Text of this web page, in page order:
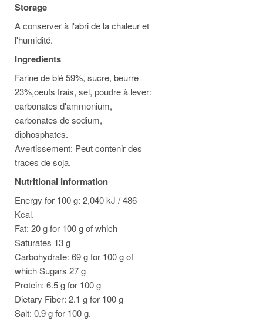
Storage
A conserver à l'abri de la chaleur et
l'humidité.
Ingredients
Farine de blé 59%, sucre, beurre
23%,oeufs frais, sel, poudre à lever:
carbonates d'ammonium,
carbonates de sodium,
diphosphates.
Avertissement: Peut contenir des
traces de soja.
Nutritional Information
Energy for 100 g: 2,040 kJ / 486
Kcal.
Fat: 20 g for 100 g of which
Saturates 13 g
Carbohydrate: 69 g for 100 g of
which Sugars 27 g
Protein: 6.5 g for 100 g
Dietary Fiber: 2.1 g for 100 g
Salt: 0.9 g for 100 g.